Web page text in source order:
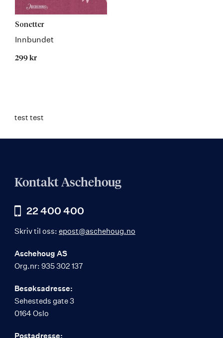
Sonetter
Innbundet
299 kr
test test
Kontakt Aschehoug
22 400 400
Skriv til oss: epost@aschehoug.no
Aschehoug AS
Org.nr: 935 302 137
Besøksadresse:
Sehesteds gate 3
0164 Oslo
Postadresse: